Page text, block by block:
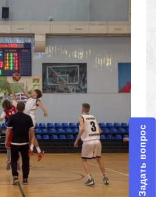
Задать вопрос